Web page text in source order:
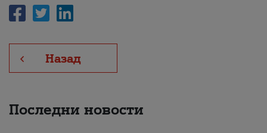
Назад
Последни новости